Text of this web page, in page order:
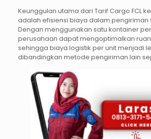
Keunggulan utama dari Tarif Cargo FCL
adalah efisiensi biaya dalam pengiriman
Dengan menggunakan satu kontainer
perusahaan dapat mengoptimalkan
sehingga biaya logistik per unit menjadi
dibandingkan metode pengiriman lain